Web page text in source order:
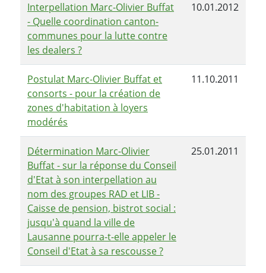
Interpellation Marc-Olivier Buffat
- Quelle coordination canton-
communes pour la lutte contre
les dealers ?
10.01.2012
Postulat Marc-Olivier Buffat et
consorts - pour la création de
zones d'habitation à loyers
modérés
11.10.2011
Détermination Marc-Olivier
Buffat - sur la réponse du Conseil
d'Etat à son interpellation au
nom des groupes RAD et LIB -
Caisse de pension, bistrot social :
jusqu'à quand la ville de
Lausanne pourra-t-elle appeler le
Conseil d'Etat à sa rescousse ?
25.01.2011